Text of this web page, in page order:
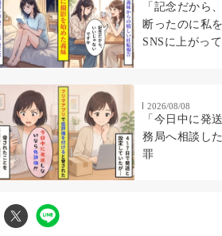
「記念だから
断ったのに私
SNSに上がっ
2026/08/08
「今日中に発
務局へ相談し
罪